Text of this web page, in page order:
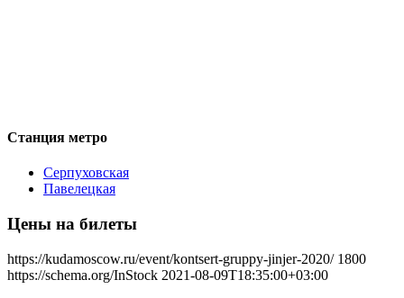
Станция метро
Серпуховская
Павелецкая
Цены на билеты
https://kudamoscow.ru/event/kontsert-gruppy-jinjer-2020/ 1800
https://schema.org/InStock 2021-08-09T18:35:00+03:00